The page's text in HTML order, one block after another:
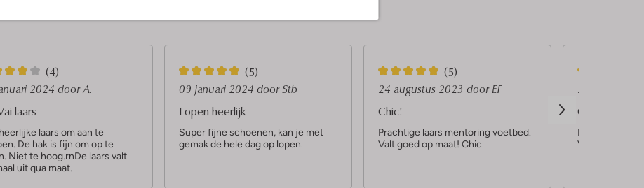
(4)
2024 door A.
laars
laars om aan te
De hak is fijn om op te
Niet te hoog.rnDe laars valt
uit qua maat.
5
S
t
e
r
(5)
09 januari 2024 door Stb
Lopen heerlijk
Super fijne schoenen, kan je met
gemak de hele dag op lopen.
5
S
t
e
r
(5)
24 augustus 2023 door EF
Chic!
Prachtige laars mentoring voetbed.
Valt goed op maat! Chic
5
S
t
e
r
24 augustus
Chic
Prachtige
Valt goed op